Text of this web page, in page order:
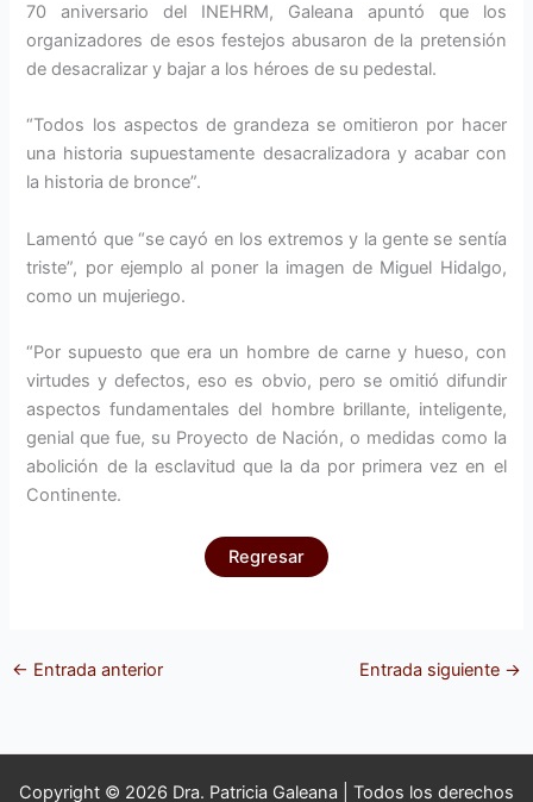
70 aniversario del INEHRM, Galeana apuntó que los
organizadores de esos festejos abusaron de la pretensión
de desacralizar y bajar a los héroes de su pedestal.
“Todos los aspectos de grandeza se omitieron por hacer
una historia supuestamente desacralizadora y acabar con
la historia de bronce”.
Lamentó que “se cayó en los extremos y la gente se sentía
triste”, por ejemplo al poner la imagen de Miguel Hidalgo,
como un mujeriego.
“Por supuesto que era un hombre de carne y hueso, con
virtudes y defectos, eso es obvio, pero se omitió difundir
aspectos fundamentales del hombre brillante, inteligente,
genial que fue, su Proyecto de Nación, o medidas como la
abolición de la esclavitud que la da por primera vez en el
Continente.
Regresar
← Entrada anterior Entrada siguiente →
Copyright © 2026 Dra. Patricia Galeana | Todos los derechos